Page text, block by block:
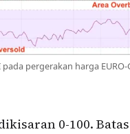
pergerakan harga EURO-
0-100.